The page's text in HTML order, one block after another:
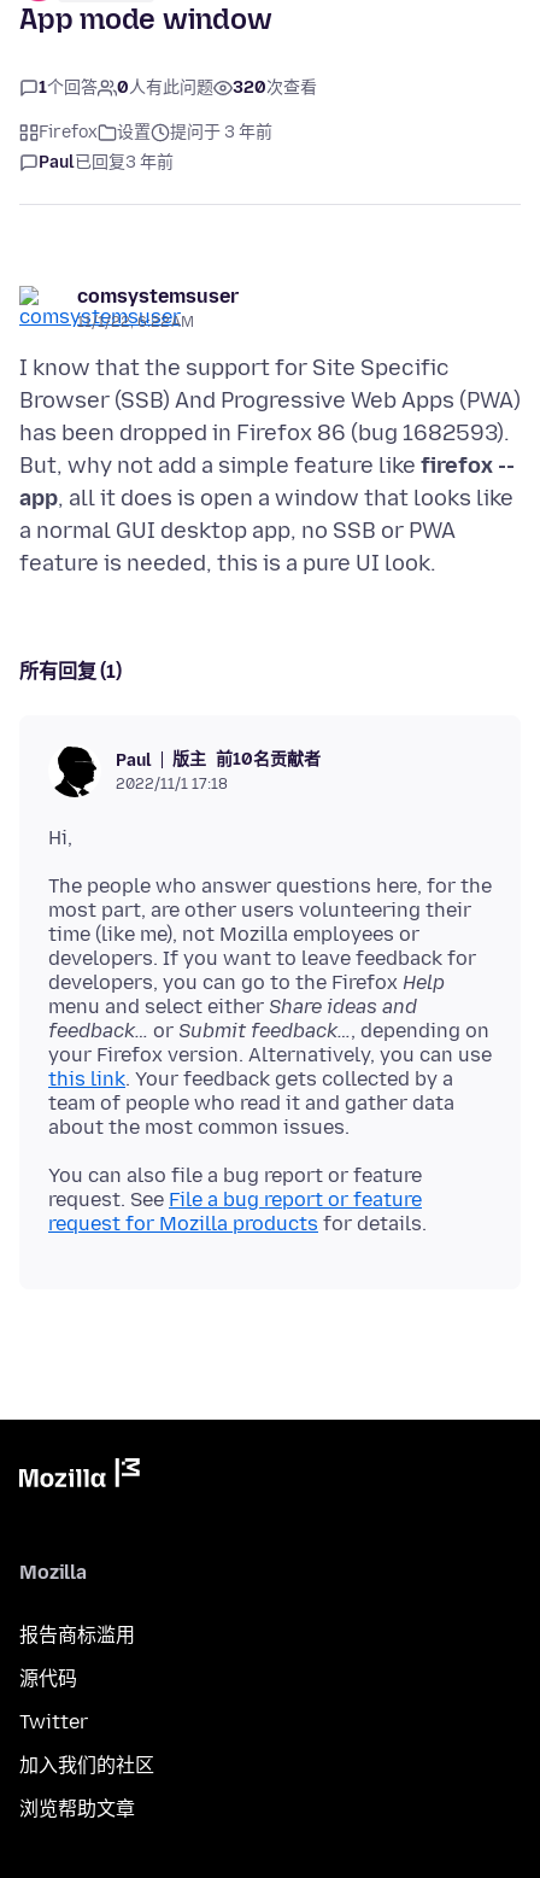
App mode window
1个回答 0人有此问题 320次查看
Firefox 设置
提问于 3 年前
Paul已回复3 年前
comsystemsuser
11/1/22, 6:22 AM
I know that the support for Site Specific
Browser (SSB) And Progressive Web Apps (PWA)
has been dropped in Firefox 86 (bug 1682593).
But, why not add a simple feature like firefox --
app, all it does is open a window that looks like
a normal GUI desktop app, no SSB or PWA
所有回复 (1)
Paul 版主 前10名贡献者
2022/11/1 17:18
The people who answer questions here, for the
most part, are other users volunteering their
time (like me), not Mozilla employees or
developers. If you want to leave feedback for
developers, you can go to the Firefox Help
menu and select either Share ideas and
feedback… or Submit feedback…, depending on
your Firefox version. Alternatively, you can use
this link. Your feedback gets collected by a
team of people who read it and gather data
You can also file a bug report or feature
request. See File a bug report or feature
request for Mozilla products
Mozilla
报告商标滥用
源代码
Twitter
加入我们的社区
浏览帮助文章